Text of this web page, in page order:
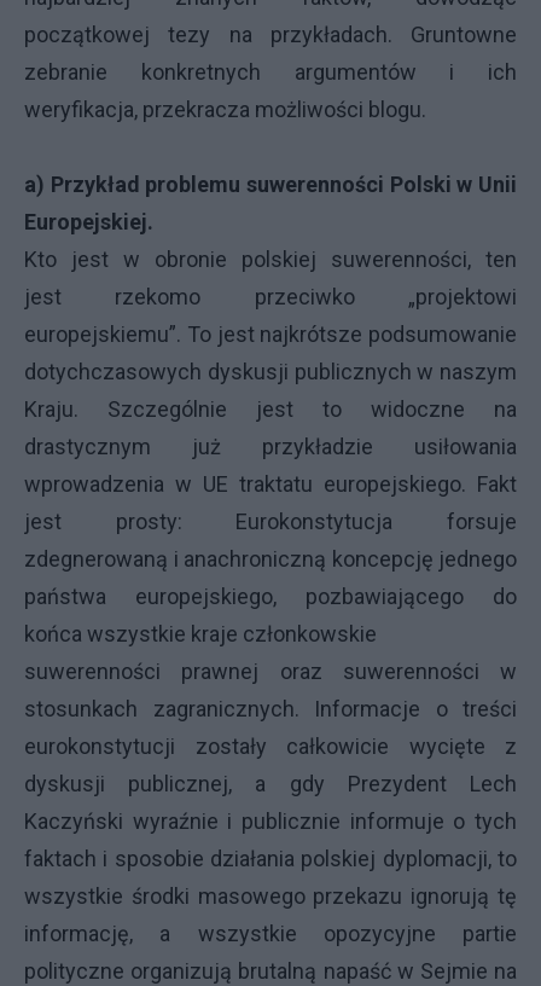
początkowej tezy na przykładach. Gruntowne
zebranie konkretnych argumentów i ich
weryfikacja, przekracza możliwości blogu.
a) Przykład problemu suwerenności Polski w Unii
Europejskiej.
Kto jest w obronie polskiej suwerenności, ten
jest rzekomo przeciwko „projektowi
europejskiemu”. To jest najkrótsze podsumowanie
dotychczasowych dyskusji publicznych w naszym
Kraju. Szczególnie jest to widoczne na
drastycznym już przykładzie usiłowania
wprowadzenia w UE traktatu europejskiego. Fakt
jest prosty: Eurokonstytucja forsuje
zdegnerowaną i anachroniczną koncepcję jednego
państwa europejskiego, pozbawiającego do
końca wszystkie kraje członkowskie
suwerenności prawnej oraz suwerenności w
stosunkach zagranicznych. Informacje o treści
eurokonstytucji zostały całkowicie wycięte z
dyskusji publicznej, a gdy Prezydent Lech
Kaczyński wyraźnie i publicznie informuje o tych
faktach i sposobie działania polskiej dyplomacji, to
wszystkie środki masowego przekazu ignorują tę
informację, a wszystkie opozycyjne partie
polityczne organizują brutalną napaść w Sejmie na